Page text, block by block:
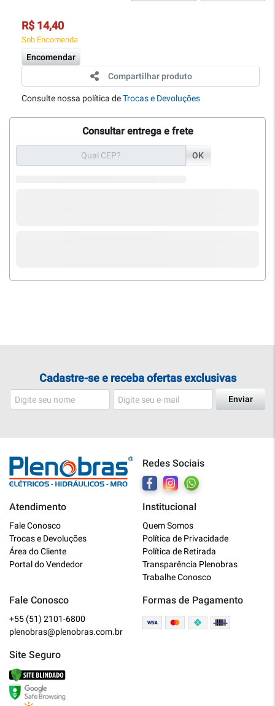
R$ 14,40
Sob Encomenda
Encomendar
Compartilhar produto
Consulte nossa política deTrocas e Devoluções
Consultar entrega e frete
OK
Cadastre-se e receba ofertas exclusivas
Enviar
Redes Sociais
Atendimento
Fale Conosco
Trocas e Devoluções
Área do Cliente
Portal do Vendedor
Institucional
Quem Somos
Política de Privacidade
Política de Retirada
Transparência Plenobras
Trabalhe Conosco
Fale Conosco
+55 (51) 2101-6800
plenobras@plenobras.com.br
Formas de Pagamento
Site Seguro
Online
Bem vindo a Plenobras! Aqui você
encontra toda a linha de materiais
O que você deseja?
Dúvidas técnicas sobre produtos